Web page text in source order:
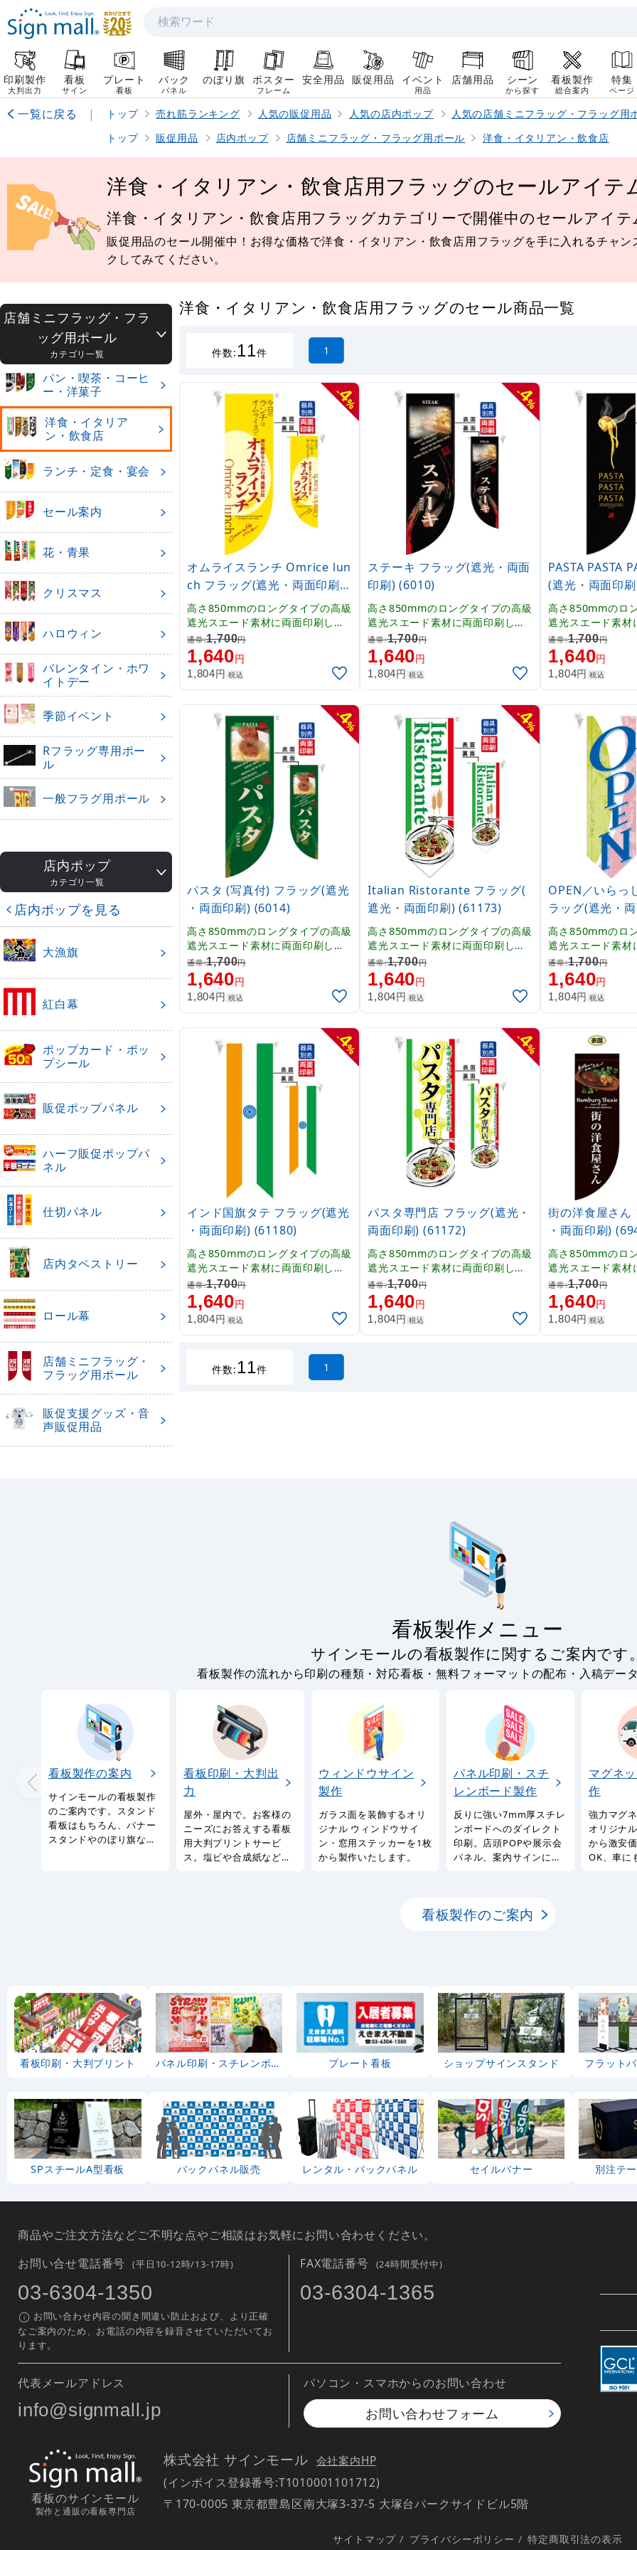
検索
印刷製作
大判出力
看板
サイン
プレート
看板
バック
パネル
のぼり旗 ポスター
フレーム
安全用品 販促用品 イベント
用品
店舗用品 シーン
から探す
看板製作
総合案内
特集
ページ
一覧に戻る | トップ 売れ筋ランキング 人気の販促用品 人気の店内ポップ 人気の店舗ミニフラッグ・フラッグ用
トップ
販促用品 店内ポップ 店舗ミニフラッグ・フラッグ用ポール 洋食・イタリアン・飲食店
洋食・イタリアン・飲食店用フラッグのセールアイテ
洋食・イタリアン・飲食店用フラッグカテゴリーで開催中のセールアイテ
販促用品のセール開催中！お得な価格で洋食・イタリアン・飲食店用フラッグを手に入れるチャ
クしてみてください。
洋食・イタリアン・飲食店用フラッグのセール商品一覧
件数:11件 1
-
4
%
オムライスランチ Omrice lun
ch フラッグ(遮光・両面印刷) (
6054)
高さ850mmのロングタイプの高級
遮光スエード素材に両面印刷した
本格派販促フラッグ。表示内容「
オムライスランチ Omrice lunch
」
通常:1,700円
1,640円
1,804円 税込
-
4
%
ステーキ フラッグ(遮光・両面
印刷) (6010)
高さ850mmのロングタイプの高級
遮光スエード素材に両面印刷した
本格派販促フラッグ。表示内容「
ステーキ」
通常:1,700円
1,640円
1,804円 税込
PASTA PASTA
(遮光・両面印
高さ850mmのロ
遮光スエード素材
本格派販促フラッ
ASTA PASTA
通常:1,700円
1,640円
1,804円 税込
-
4
%
パスタ (写真付) フラッグ(遮光
・両面印刷) (6014)
高さ850mmのロングタイプの高級
遮光スエード素材に両面印刷した
本格派販促フラッグ。表示内容「
パスタ」
通常:1,700円
1,640円
1,804円 税込
-
4
%
Italian Ristorante フラッグ(
遮光・両面印刷) (61173)
高さ850mmのロングタイプの高級
遮光スエード素材に両面印刷した
本格派販促フラッグ。表示内容「I
talian Ristorante」
通常:1,700円
1,640円
1,804円 税込
OPEN／いらっ
ラッグ(遮光・
3)
高さ850mmのロ
遮光スエード素材
本格派販促フラッ
OPEN／いらっし
通常:1,700円
1,640円
1,804円 税込
-
4
%
インド国旗タテ フラッグ(遮光
・両面印刷) (61180)
高さ850mmのロングタイプの高級
遮光スエード素材に両面印刷した
本格派販促フラッグ。表示内容「
インド国旗タテ」
通常:1,700円
1,640円
1,804円 税込
-
4
%
パスタ専門店 フラッグ(遮光・
両面印刷) (61172)
高さ850mmのロングタイプの高級
遮光スエード素材に両面印刷した
本格派販促フラッグ。表示内容「
パスタ専門店」
通常:1,700円
1,640円
1,804円 税込
街の洋食屋さん
・両面印刷)
高さ850mmのロ
遮光スエード素材
本格派販促フラッ
街の洋食屋さん」
通常:1,700円
1,640円
1,804円 税込
件数:11件 1
店舗ミニフラッグ・フラ
ッグ用ポール
カテゴリ一覧
パン・喫茶・コーヒ
ー・洋菓子
洋食・イタリア
ン・飲食店
ランチ・定食・宴会
セール案内
花・青果
クリスマス
ハロウィン
バレンタイン・ホワ
イトデー
季節イベント
Rフラッグ専用ポー
ル
一般フラグ用ポール
店内ポップ
カテゴリ一覧
店内ポップを見る
大漁旗
紅白幕
ポップカード・ポッ
プシール
販促ポップパネル
ハーフ販促ポップパ
ネル
仕切パネル
店内タペストリー
ロール幕
店舗ミニフラッグ・
フラッグ用ポール
販促支援グッズ・音
声販促用品
看板製作メニュー
サインモールの看板製作に関するご案内です。
看板製作の流れから印刷の種類・対応看板・無料フォーマットの配布・入稿デー
看板製作の案内
サインモールの看板製作
のご案内です。スタンド
看板はもちろん、バナー
スタンドやのぼり旗など
看板印刷・大判出
力
屋外・屋内で。お客様の
ニーズにお答えする看板
用大判プリントサービ
ス。塩ビや合成紙など看
ウィンドウサイン
製作
ガラス面を装飾するオリ
ジナル ウィンドウサイ
ン・窓用ステッカーを1枚
から製作いたします。
パネル印刷・スチ
レンボード製作
反りに強い7mm厚スチレ
ンボードへのダイレクト
印刷。店頭POPや展示会
パネル、案内サインに最
マグネ
作
強力マグ
オリジナ
から激安
OK、車に
看板製作のご案内
看板印刷・大判プリント パネル印刷・スチレンボード プレート看板 ショップサインスタンド フラット
SPスチールA型看板 バックパネル販売 レンタル・バックパネル セイルバナー 別注テ
商品やご注文方法などご不明な点やご相談はお気軽にお問い合わせください。
お問い合せ電話番号
(平日10-12時/13-17時)
03-6304-1350
お問い合わせ内容の聞き間違い防止および、より正確
なご案内のため、お電話の内容を録音させていただいてお
ります。
FAX電話番号 (24時間受付中)
03-6304-1365
代表メールアドレス
info@signmall.jp
パソコン・スマホからのお問い合わせ
お問い合わせフォーム
看板のサインモール
製作と通販の看板専門店
株式会社 サインモール 会社案内HP
(インボイス登録番号:T1010001101712)
〒170-0005 東京都豊島区南大塚3-37-5 大塚台パークサイドビル5階
サイトマップ / プライバシーポリシー / 特定商取引法の表示